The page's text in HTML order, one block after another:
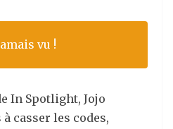
vu !
In Spotlight, Jojo
casser les codes,